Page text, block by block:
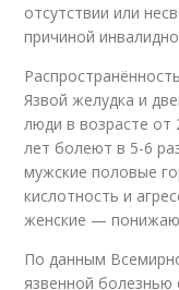
отсутствии или
причиной
Распространённость
Язвой желудка и
люди в возрасте
лет болеют в 5-6
мужские половые
кислотность и
женские —
По данным
язвенной болезнью